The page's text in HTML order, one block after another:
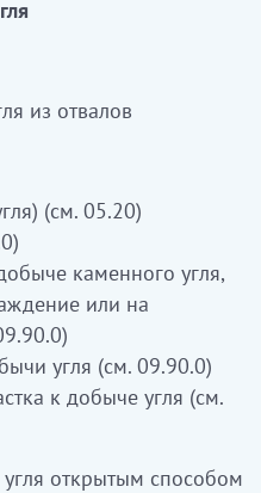
қараңыз)
негізде көрсетілетін
ететін қызметтер
бұрғылау (09.90.0
учаске дайындау
қараңыз)
из отвалов
(см. 05.20)
каменного угля,
или на
угля (см. 09.90.0)
к добыче угля (см.
открытым способом